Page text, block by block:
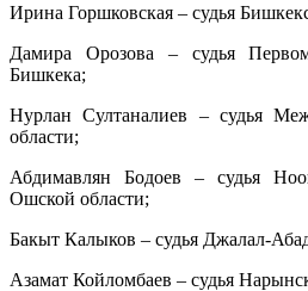
Ирина Горшковская – судья
Дамира Орозова – судья
Бишкека;
Нурлан Султаналиев – судья
области;
Абдимавлян Бодоев – судья
Ошской области;
Бакыт Калыков – судья Джалал-
Азамат Койломбаев – судья